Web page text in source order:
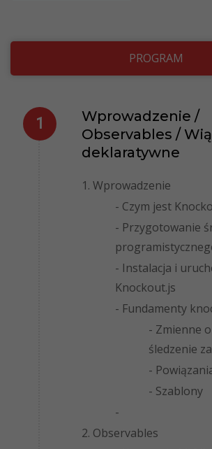
PROGRAM
Wprowadzenie /
Observables /
deklaratywne
1. Wprowadzenie
- Czym jest
- Przygotowanie
- Instalacja i
Knockout.js
- Fundamenty
- Zmienne
śledzenie
-
- Szablony
-
2. Observables